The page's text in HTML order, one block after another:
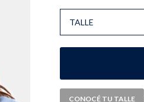
TALLE
CONOCÉ TU TALLE